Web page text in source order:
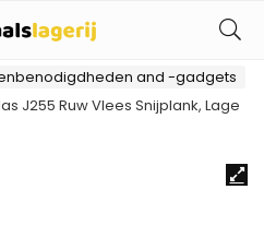
and -gadgets
J255 Ruw Vlees Snijplank, Lage